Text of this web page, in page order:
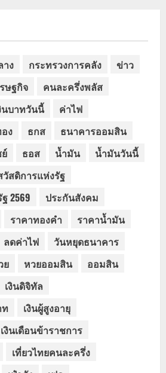
ง กระทรวงการคลัง
ข่าว
ษฐกิจ
คนละครึ่งพลัส
นบาทวันนี้
ค่าไฟ
ง ธกส
ธนาคารออมสิน
ธอส น้ำมัน
น้ำมันวันนี้
สดิการแห่งรัฐ
2569
ประกันสังคม
ราคาทองคำ
ราคาน้ำมัน
ลดค่าไฟ
วันหยุดธนาคาร
ย หวยออมสิน
ออมสิน
เงินดิจิทัล
ท
เงินผู้สูงอายุ
เงินเดือนข้าราชการ
เที่ยวไทยคนละครึ่ง